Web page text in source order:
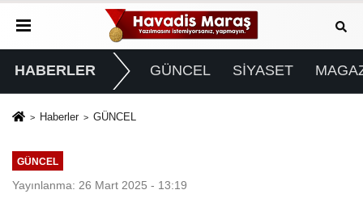
HABERLER GÜNCEL SİYASET
Haberler GÜNCEL
GÜNCEL
Yayınlanma: 26 Mart 2025 - 13:19